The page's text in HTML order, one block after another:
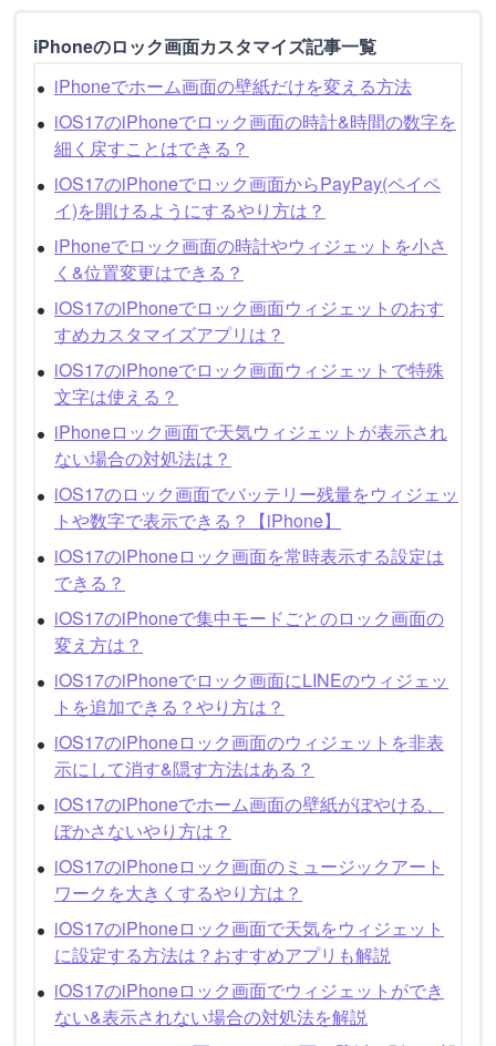
iPhoneのロック画面カスタマイズ記事一覧
iPhoneでホーム画面の壁紙だけを変える方法
iOS17のiPhoneでロック画面の時計&時間の数字を
細く戻すことはできる？
iOS17のiPhoneでロック画面からPayPay(ペイペ
イ)を開けるようにするやり方は？
iPhoneでロック画面の時計やウィジェットを小さ
く&位置変更はできる？
iOS17のiPhoneでロック画面ウィジェットのおす
すめカスタマイズアプリは？
iOS17のiPhoneでロック画面ウィジェットで特殊
文字は使える？
iPhoneロック画面で天気ウィジェットが表示され
ない場合の対処法は？
iOS17のロック画面でバッテリー残量をウィジェッ
トや数字で表示できる？【iPhone】
iOS17のiPhoneロック画面を常時表示する設定は
できる？
iOS17のiPhoneで集中モードごとのロック画面の
変え方は？
iOS17のiPhoneでロック画面にLINEのウィジェッ
トを追加できる？やり方は？
iOS17のiPhoneロック画面のウィジェットを非表
示にして消す&隠す方法はある？
iOS17のiPhoneでホーム画面の壁紙がぼやける、
ぼかさないやり方は？
iOS17のiPhoneロック画面のミュージックアート
ワークを大きくするやり方は？
iOS17のiPhoneロック画面で天気をウィジェット
に設定する方法は？おすすめアプリも解説
iOS17のiPhoneロック画面でウィジェットができ
ない&表示されない場合の対処法を解説